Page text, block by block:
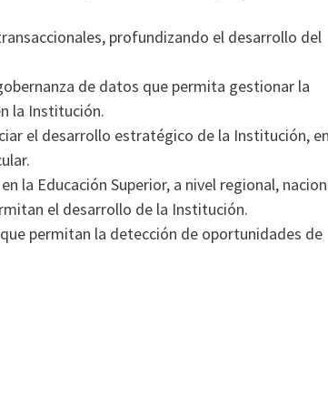
profundizando el desarrollo del
de datos que permita gestionar la
la Institución.
el desarrollo estratégico de la Institución, en
la Educación Superior, a nivel regional,
el desarrollo de la Institución.
permitan la detección de oportunidades de